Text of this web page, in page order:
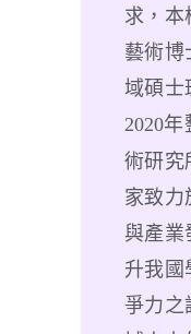
求，本
藝術博
域碩士
2020年
術研究
家致力
與產業
升我國
爭力之